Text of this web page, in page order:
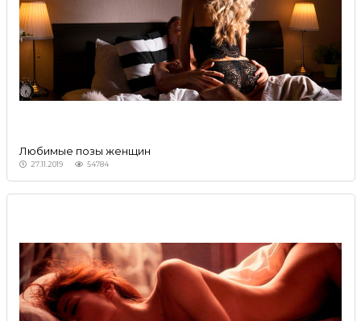
Любимые позы женщин
27.11.2019 54784